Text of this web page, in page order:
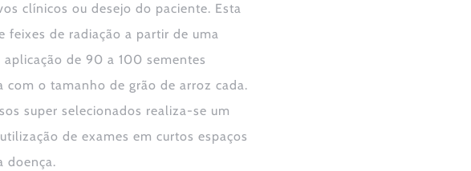
clínicos ou desejo do paciente. Esta
feixes de radiação a partir de uma
de 90 a 100 sementes
o tamanho de grão de arroz cada.
super selecionados realiza-se um
de exames em curtos espaços
doença.